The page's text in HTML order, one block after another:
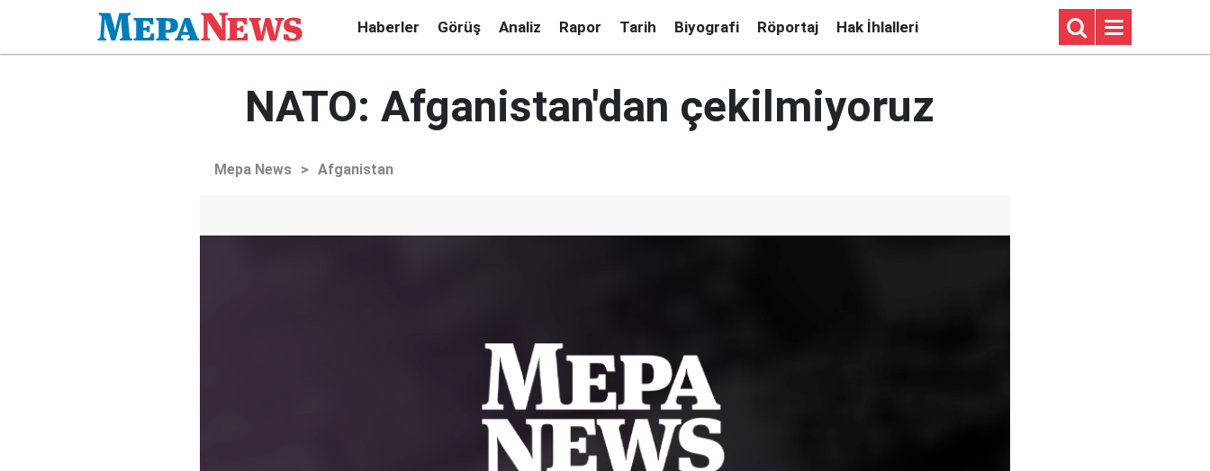
Haberler Görüş Analiz Rapor Tarih Biyografi Röportaj Hak İhlalleri
NATO: Afganistan'dan çekilmiyoruz
Mepa News > Afganistan